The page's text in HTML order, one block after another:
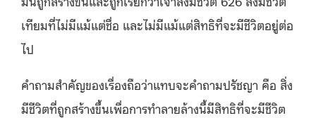
เทียมที่ไม่มีแม้แต่ชื่อ และไม่มีแม้แต่สิทธิที่จะมีชีวิตอยู่ต่อ
ไป
คำถามสำคัญของเรื่องถือว่าแทบจะคำถามปรัชญา คือ สิ่ง
มีชีวิตที่ถูกสร้างขึ้นเพื่อการทำลายล้างนี้มีสิทธิที่จะมีชีวิต